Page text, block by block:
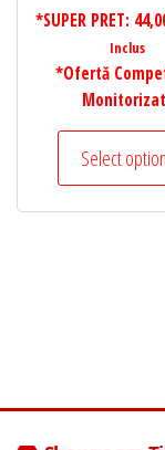
*SUPER PRET:
Inclus
*Ofertă
Select